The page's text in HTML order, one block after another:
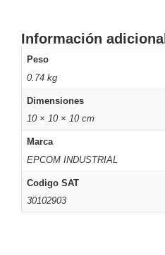
/ Eyeball /
Turret
Hemisféricas
MotorizadoNVRs
Network
Video
RecordersProfesionales
-
CajaPTZ
/ 4G /
Información adicional
Peso
0.74 kg
Dimensiones
10 × 10 × 10 cm
Marca
EPCOM INDUSTRIAL
Codigo SAT
30102903